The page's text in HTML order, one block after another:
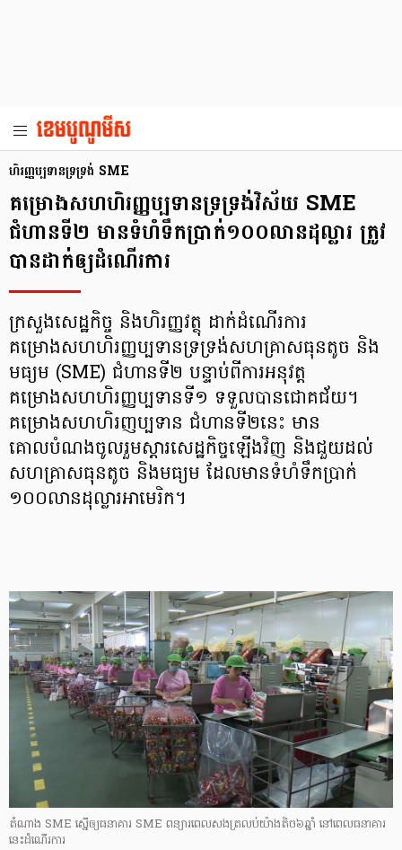
ហិរញ្ញប្បទានទ្រទ្រង់ SME
គម្រោងសហហិរញ្ញប្បទានទ្រទ្រង់វិស័យ SME
ជំហានទី២ មានទំហំទឹកប្រាក់១០០លានដុល្លារ ត្រូវ
បានដាក់ឲ្យដំណើរការ
ក្រសួងសេដ្ឋកិច្ច និងហិរញ្ញវត្ថុ ដាក់ដំណើរការ
គម្រោងសហហិរញ្ញប្បទានទ្រទ្រង់សហគ្រាសធុនតូច និង
មធ្យម (SME) ជំហានទី២ បន្ទាប់ពីការអនុវត្ត
គម្រោងសហហិរញ្ញប្បទានទី១ ទទួលបានជោគជ័យ។
គម្រោងសហហិរញប្បទាន ជំហានទី២នេះ មាន
គោលបំណងចូលរួមស្ដារសេដ្ឋកិច្ចឡើងវិញ និងជួយដល់
សហគ្រាសធុនតូច និងមធ្យម ដែលមានទំហំទឹកប្រាក់
១០០លានដុល្លារអាមេរិក។
តំណាង SME ស្នើឲ្យធនាគារ SME ពន្យារពេលសងត្រលប់យ៉ាងតិច៦ឆ្នាំ នៅពេលធនាគារ
នេះដំណើរការ